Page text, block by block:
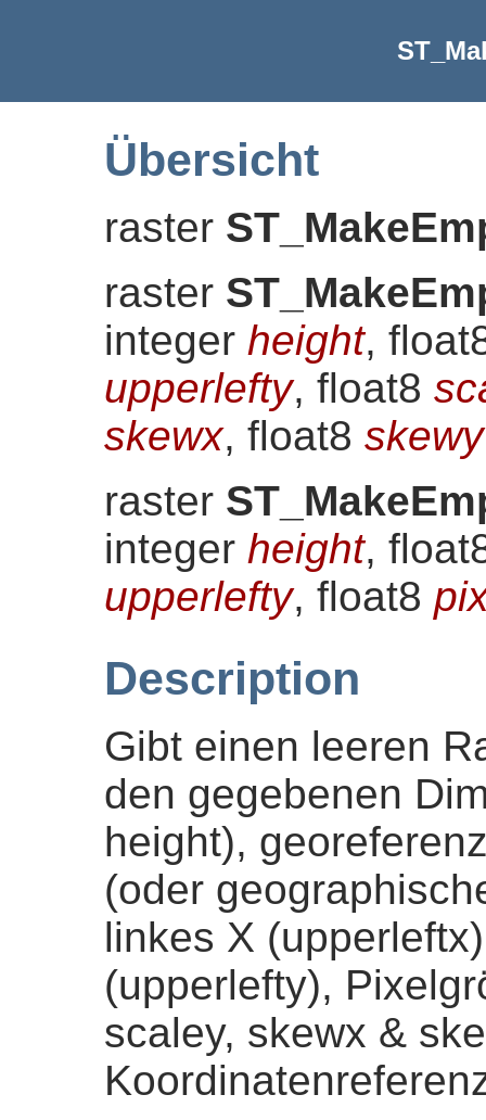
Übersicht
raster
raster
integer height,
upperlefty, float8
skewx, float8 skewy
raster
integer height,
upperlefty, float8
Description
Gibt einen leeren
den gegebenen
height),
(oder
linkes X
(upperlefty),
scaley, skewx &